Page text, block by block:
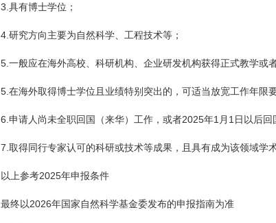
3. 具有博士学位；
4. 研究方向主要为自然科学、工程技术等；
5. 一般应在海外高校、科研机构、企业研发机构获得正式教学或
5. 在海外取得博士学位且业绩特别突出的，可适当放宽工作年限
6. 申请人尚未全职回国（来华）工作，或者2025年1 月 1 日 以后回
7. 取得同行专家认可的科研或技术等成果，且具有成为该领域学
以上参考2025年申报条件
最终以 2026年国家自然科学基金委发布的申报指南为准